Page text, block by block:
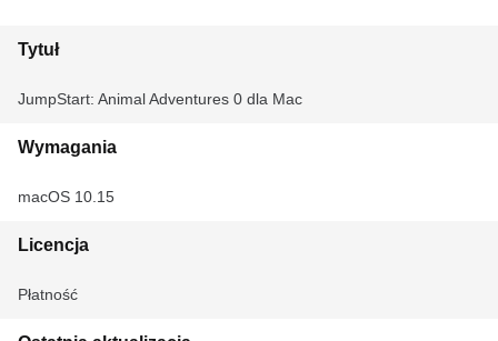
Tytuł
JumpStart: Animal Adventures 0 dla Mac
Wymagania
macOS 10.15
Licencja
Płatność